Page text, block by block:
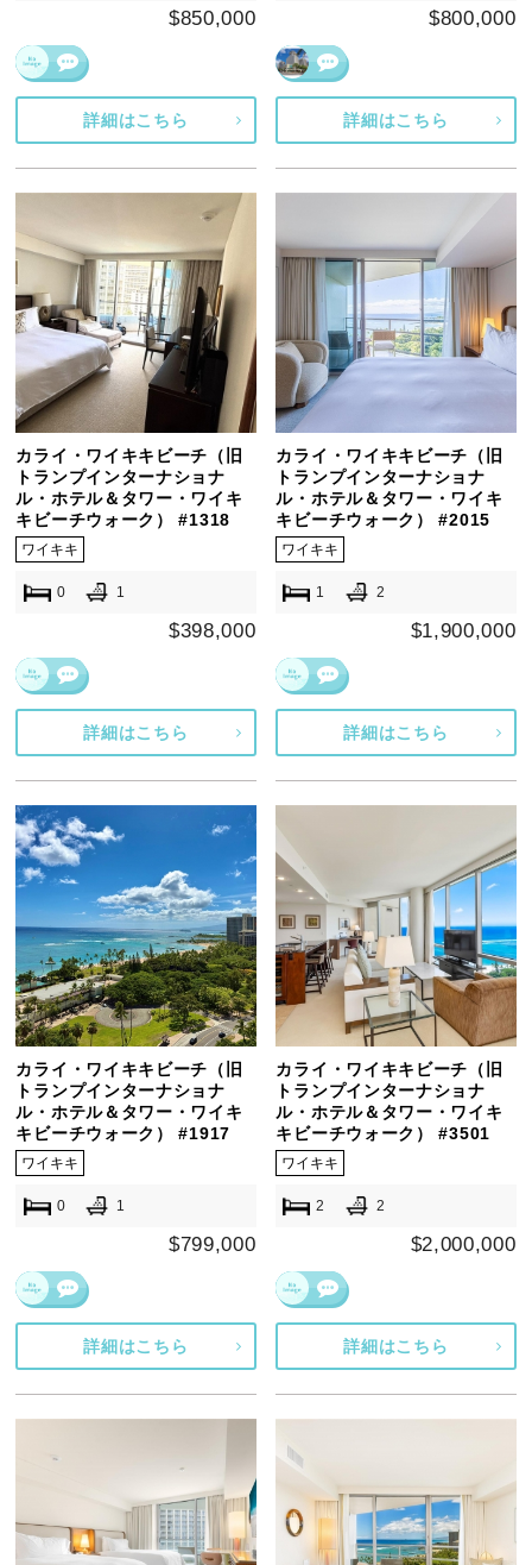
$850,000
詳細はこちら
$800,000
詳細はこちら
カライ・ワイキキビーチ（旧
トランプインターナショナ
ル・ホテル＆タワー・ワイキ
キビーチウォーク） #1318
ワイキキ
0 1
$398,000
詳細はこちら
カライ・ワイキキビーチ（旧
トランプインターナショナ
ル・ホテル＆タワー・ワイキ
キビーチウォーク） #2015
ワイキキ
1 2
$1,900,000
詳細はこちら
カライ・ワイキキビーチ（旧
トランプインターナショナ
ル・ホテル＆タワー・ワイキ
キビーチウォーク） #1917
ワイキキ
0 1
$799,000
詳細はこちら
カライ・ワイキキビーチ（旧
トランプインターナショナ
ル・ホテル＆タワー・ワイキ
キビーチウォーク） #3501
ワイキキ
2 2
$2,000,000
詳細はこちら